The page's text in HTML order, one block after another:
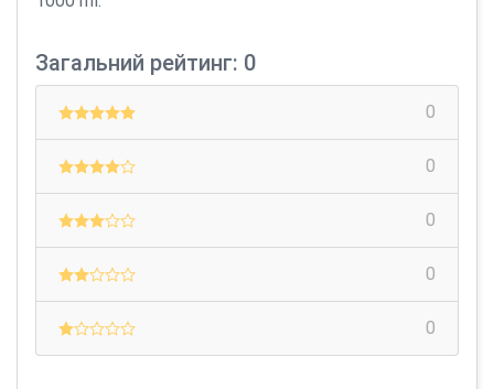
Загальний рейтинг: 0
0
0
0
0
0